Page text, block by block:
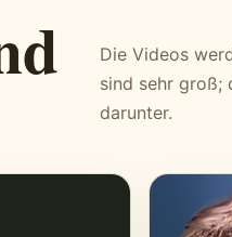
Die Videos
sind sehr groß;
darunter.